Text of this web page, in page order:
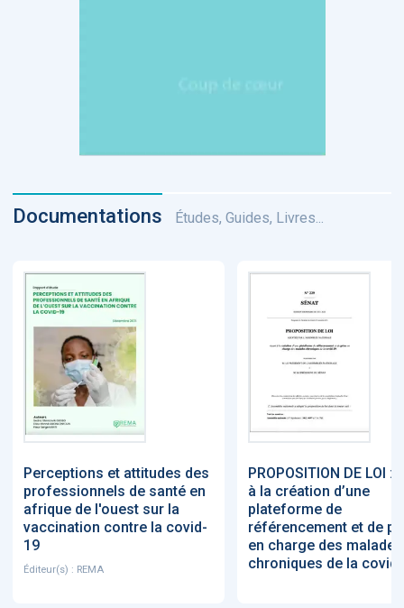
Documentations Études, Guides, Livres...
Perceptions et attitudes des
professionnels de santé en
afrique de l'ouest sur la
vaccination contre la covid-
19
Éditeur(s) : REMA
PROPOSITION DE LOI :
à la création d’une
plateforme de
référencement et de
en charge des malades
chroniques de la